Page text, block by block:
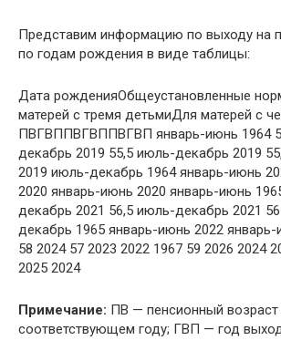
Представим информацию по выходу на
по годам рождения в виде таблицы:
Дата рожденияОбщеустановленные
матерей с тремя детьмиДля матерей с
ПВГВППВГВППВГВП январь-июнь 1964
декабрь 2019 55,5 июль-декабрь 2019
2019 июль-декабрь 1964 январь-июнь
2020 январь-июнь 2020 январь-июнь
декабрь 2021 56,5 июль-декабрь 2021
декабрь 1965 январь-июнь 2022 январь-
58 2024 57 2023 2022 1967 59 2026 2024
2025 2024
Примечание: ПВ — пенсионный возраст
соответствующем году; ГВП — год